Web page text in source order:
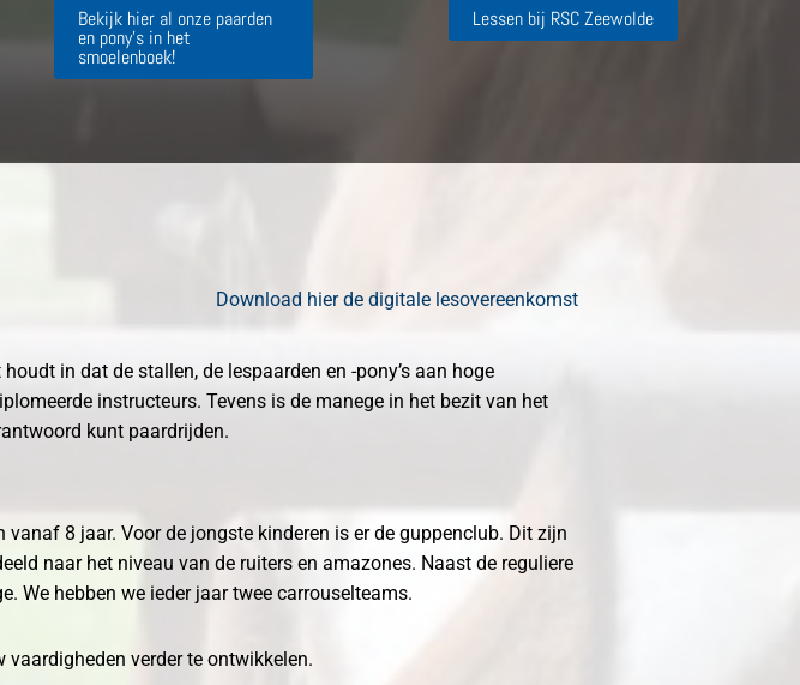
Bekijk hier al onze paarden
en pony's in het
smoelenboek!
Lessen bij RSC Zeewolde
Download hier de digitale lesovereenkomst
in dat de stallen, de lespaarden en -pony’s aan hoge
instructeurs. Tevens is de manege in het bezit van het
kunt paardrijden.
8 jaar. Voor de jongste kinderen is er de guppenclub. Dit zijn
naar het niveau van de ruiters en amazones. Naast de reguliere
We hebben we ieder jaar twee carrouselteams.
verder te ontwikkelen.